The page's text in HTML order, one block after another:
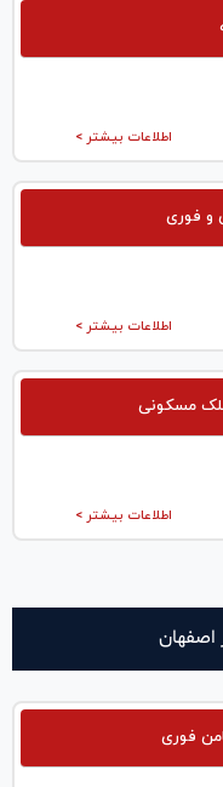
اطلاعات بیشتر >
و فوری
اطلاعات بیشتر >
مسکونی
اطلاعات بیشتر >
اصفهان
فوری